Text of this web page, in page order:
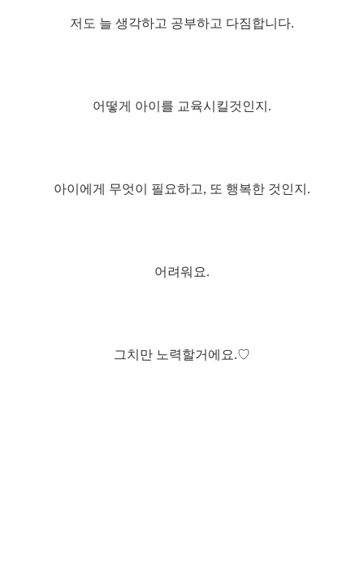
저도 늘 생각하고 공부하고 다짐합니다.
어떻게 아이를 교육시킬것인지.
아이에게 무엇이 필요하고, 또 행복한 것인지.
어려워요.
그치만 노력할거에요.♡